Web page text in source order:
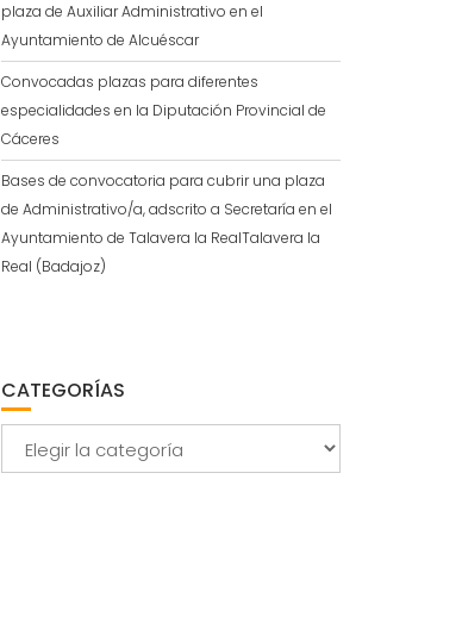
plaza de Auxiliar Administrativo en el
Ayuntamiento de Alcuéscar
Convocadas plazas para diferentes
especialidades en la Diputación Provincial de
Cáceres
Bases de convocatoria para cubrir una plaza
de Administrativo/a, adscrito a Secretaría en el
Ayuntamiento de Talavera la RealTalavera la
Real (Badajoz)
CATEGORÍAS